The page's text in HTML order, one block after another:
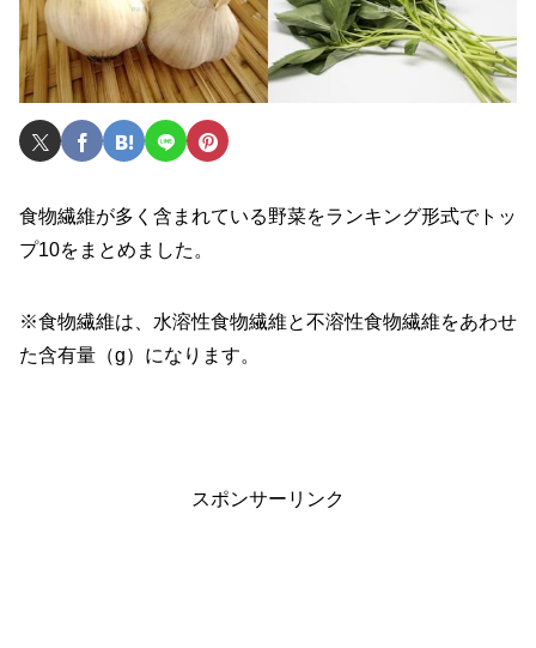
食物繊維が多く含まれている野菜をランキング形式でトッ
プ10をまとめました。
※食物繊維は、水溶性食物繊維と不溶性食物繊維をあわせ
た含有量（g）になります。
スポンサーリンク